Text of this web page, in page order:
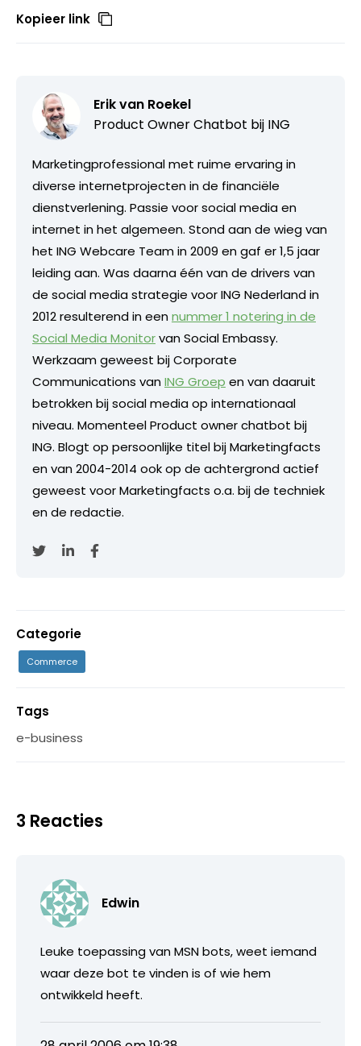
Kopieer link
Erik van Roekel
Product Owner Chatbot bij ING
Marketingprofessional met ruime ervaring in
diverse internetprojecten in de financiële
dienstverlening. Passie voor social media en
internet in het algemeen. Stond aan de wieg van
het ING Webcare Team in 2009 en gaf er 1,5 jaar
leiding aan. Was daarna één van de drivers van
de social media strategie voor ING Nederland in
2012 resulterend in eennummer 1 notering in de
Social Media Monitorvan Social Embassy.
Werkzaam geweest bij Corporate
Communications vanING Groep en van daaruit
betrokken bij social media op internationaal
niveau. Momenteel Product owner chatbot bij
ING. Blogt op persoonlijke titel bij Marketingfacts
en van 2004-2014 ook op de achtergrond actief
geweest voor Marketingfacts o.a. bij de techniek
en de redactie.
Categorie
Commerce
Tags
e-business
3 Reacties
Edwin
Leuke toepassing van MSN bots, weet iemand
waar deze bot te vinden is of wie hem
ontwikkeld heeft.